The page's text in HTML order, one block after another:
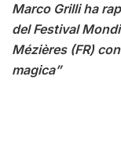
Marco Grilli ha
del Festival
Mézières (FR)
magica”